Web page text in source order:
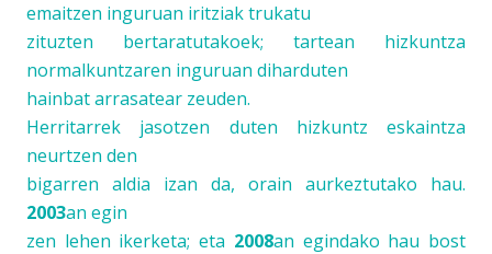
emaitzen inguruan iritziak trukatu
zituzten bertaratutakoek; tartean hizkuntza
normalkuntzaren inguruan diharduten
hainbat arrasatear zeuden.
Herritarrek jasotzen duten hizkuntz eskaintza
neurtzen den
bigarren aldia izan da, orain aurkeztutako hau.
2003an egin
zen lehen ikerketa; eta 2008an egindako hau bost